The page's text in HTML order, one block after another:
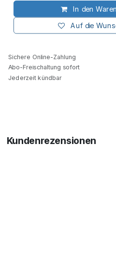
In den
Auf die
Sichere Online-Zahlung
Abo-Freischaltung sofort
Jederzeit kündbar
Kundenrezensionen